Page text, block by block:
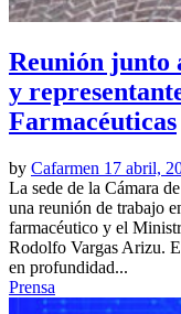
Reunión junto
y
Farmacéuticas
by Cafarmen 17 abril,
La sede de la Cámara
una reunión de trabajo
farmacéutico y el
Rodolfo Vargas Arizu.
en profundidad...
Prensa